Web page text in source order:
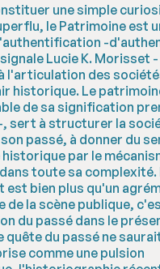
une simple
le Patrimoine est
-
Lucie K. Morisset -
l'articulation des
historique. Le
de sa signification
sert à structurer la
passé, à donner du
par le
toute sa complexité.
est bien plus qu'un
de la scène publique,
du passé dans le
quête du passé ne
comme une pulsion